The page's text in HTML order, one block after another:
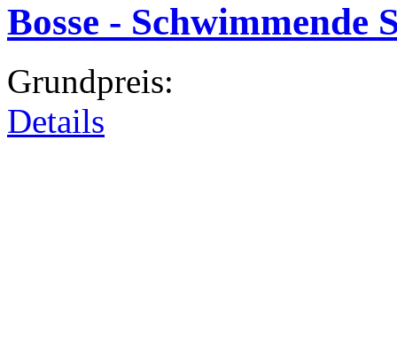
Bosse - Schwimmende
Grundpreis:
Details